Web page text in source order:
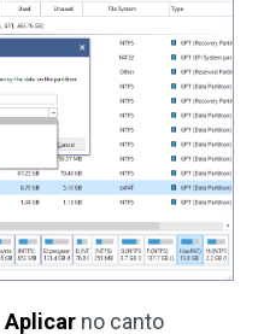
Aplicar no canto